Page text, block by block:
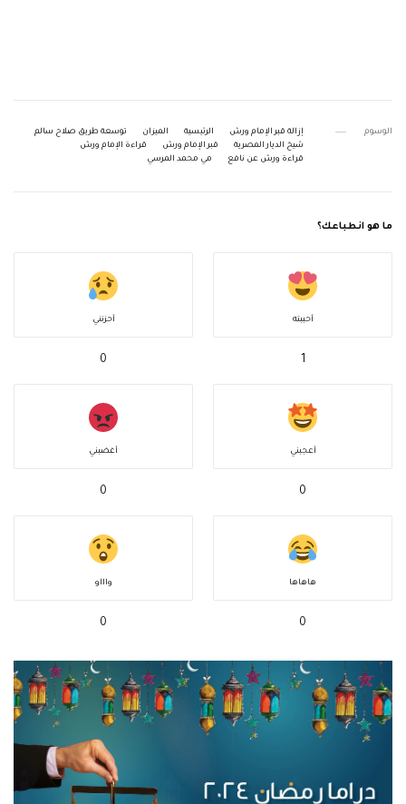
الوسوم إزالة قبر الإمام ورش الرئيسية الميزان
توسعة طريق صلاح سالم
شيخ الديار المصرية
قبر الإمام ورش
قراءة الإمام ورش
قراءة ورش عن نافع
مي محمد المرسي
ما هو انطباعك؟
أحببته
1
أحزنني
0
أعجبني
0
أغضبني
0
هاهاها
0
واااو
0